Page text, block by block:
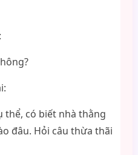
thể, có biết nhà thằng
đâu. Hỏi câu thừa thãi